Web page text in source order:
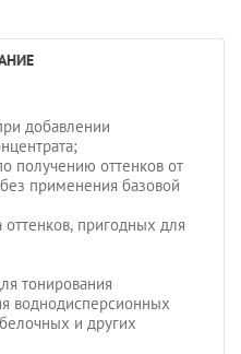
добавлении
получению оттенков от
применения базовой
пригодных для
тонирования
воднодисперсионных
и других